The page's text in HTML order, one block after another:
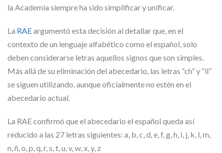
la Academia siempre ha sido simplificar y unificar.
La RAEargumentó esta decisión al detallar que, en el
contexto de un lenguaje alfabético como el español, solo
deben considerarse letras aquellos signos que son simples.
Más allá de su eliminación del abecedario, las letras “ch” y “ll”
se siguen utilizando, aunque oficialmente no estén en el
abecedario actual.
La RAE confirmó que el abecedario el español queda así
reducido a las 27 letras siguientes: a, b, c, d, e, f, g, h, i, j, k, l, m,
n, ñ, o, p, q, r, s, t, u, v, w, x, y, z